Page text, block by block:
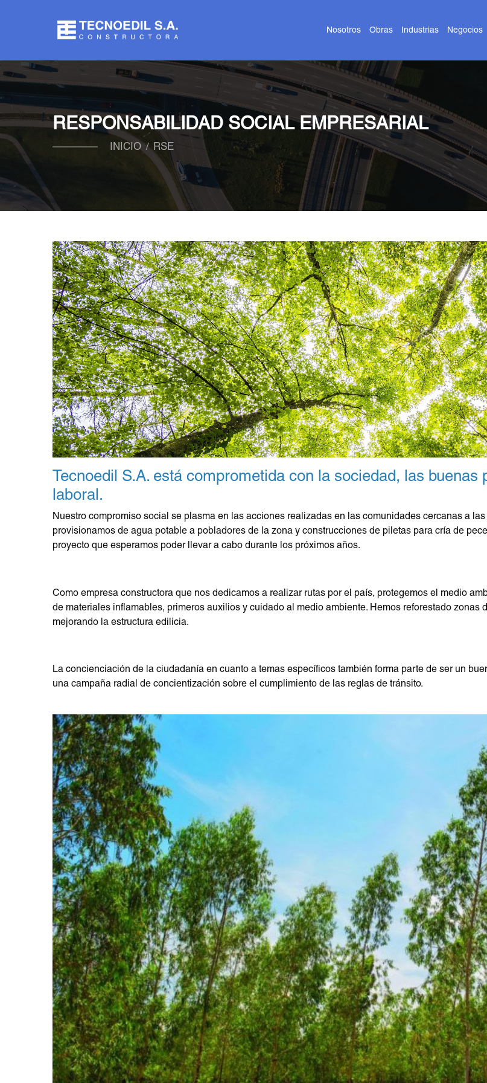
Nosotros Obras Industrias Negocios
RESPONSABILIDAD SOCIAL EMPRESARIAL
INICIO RSE
Tecnoedil S.A. está comprometida con la sociedad, las
laboral.
Nuestro compromiso social se plasma en las acciones realizadas en las comunidades cercanas a
provisionamos de agua potable a pobladores de la zona y construcciones de piletas para cría de
proyecto que esperamos poder llevar a cabo durante los próximos años.
Como empresa constructora que nos dedicamos a realizar rutas por el país, protegemos el medio
de materiales inflamables, primeros auxilios y cuidado al medio ambiente. Hemos reforestado
mejorando la estructura edilicia.
La concienciación de la ciudadanía en cuanto a temas específicos también forma parte de ser un
una campaña radial de concientización sobre el cumplimiento de las reglas de tránsito.